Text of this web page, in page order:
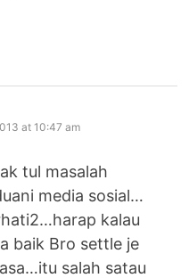
at 10:47 am
tul masalah
media sosial…
kalau
baik Bro settle je
salah satau